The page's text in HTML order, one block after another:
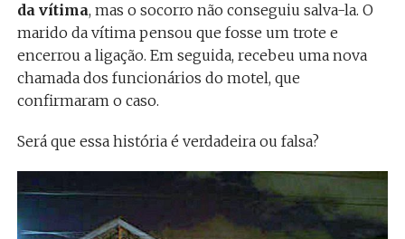
da vítima, mas o socorro não conseguiu salva-la. O
marido da vítima pensou que fosse um trote e
encerrou a ligação. Em seguida, recebeu uma nova
chamada dos funcionários do motel, que
confirmaram o caso.
Será que essa história é verdadeira ou falsa?